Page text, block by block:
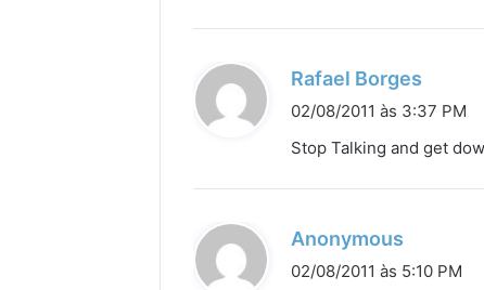
Rafael Borges
i
s
e
02/08/2011 às 3:37 PM
Stop Talking and get
Anonymous
i
02/08/2011 às 5:10 PM